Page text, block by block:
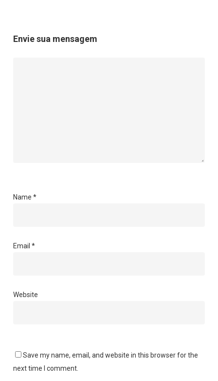
Envie sua mensagem
Name *
Email *
Website
Save my name, email, and website in this browser for the
next time I comment.